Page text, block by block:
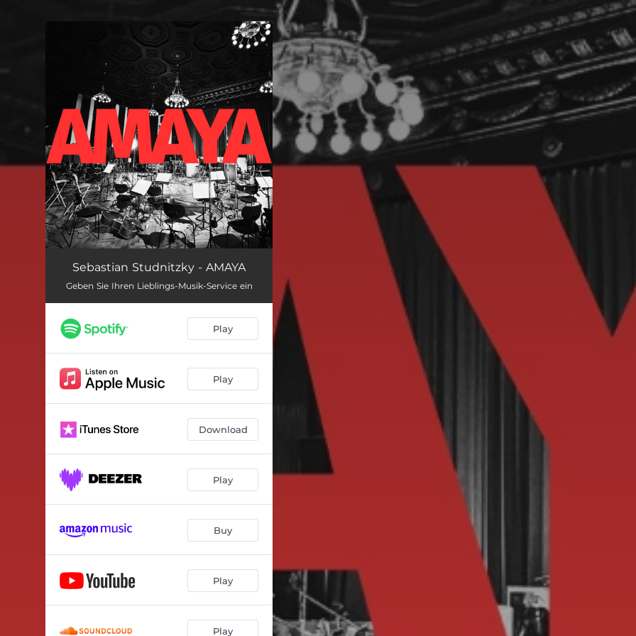
You're all set!
Amaya 05:39
Sebastian Studnitzky - AMAYA
Geben Sie Ihren Lieblings-Musik-Service ein
Play
Play
Download
Play
Buy
Play
Play